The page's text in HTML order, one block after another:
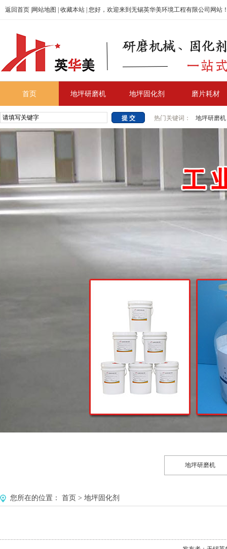
返回首页 网站地图 收藏本站 | 您好，欢迎来到无锡英华美环境工程有限公司网站
首页 地坪研磨机 地坪固化剂 磨片耗材
热门关键词： 地坪研磨机
地坪研磨机
您所在的位置： 首页 > 地坪固化剂